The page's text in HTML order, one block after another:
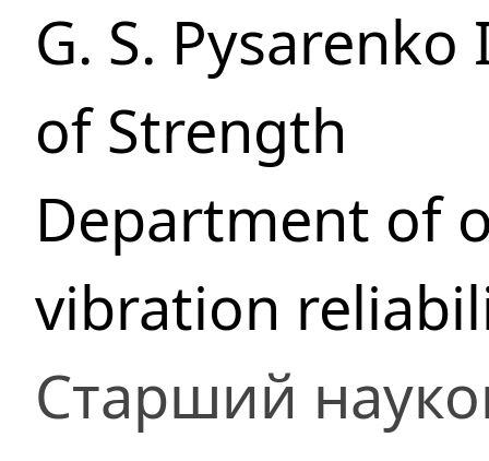
G. S.
of Strength
Department of
vibration
Старший